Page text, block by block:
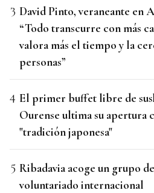
David Pinto, veraneante en
“Todo transcurre con más
valora más el tiempo y la
personas”
El primer buffet libre de
Ourense ultima su apertura
"tradición japonesa"
Ribadavia acoge un grupo de
voluntariado internacional